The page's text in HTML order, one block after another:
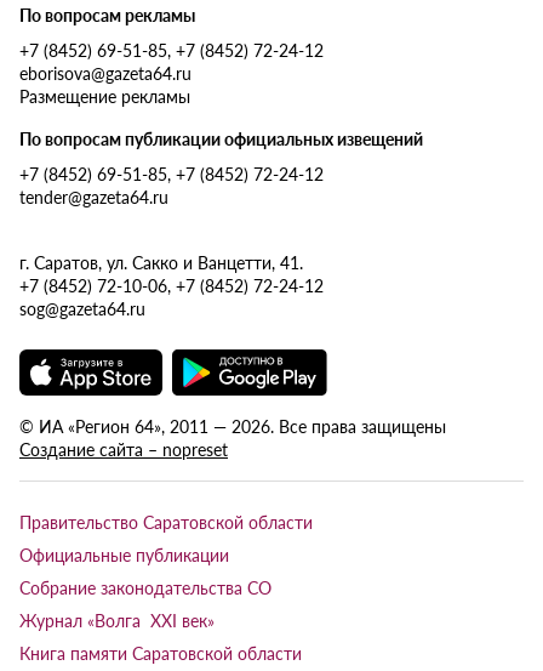
По вопросам рекламы
+7 (8452) 69-51-85, +7 (8452) 72-24-12
eborisova@gazeta64.ru
Размещение рекламы
По вопросам публикации официальных извещений
+7 (8452) 69-51-85, +7 (8452) 72-24-12
tender@gazeta64.ru
г. Саратов, ул. Сакко и Ванцетти, 41.
+7 (8452) 72-10-06, +7 (8452) 72-24-12
sog@gazeta64.ru
© ИА «Регион 64», 2011 — 2026. Все права защищены
Создание сайта – nopreset
Правительство Саратовской области
Официальные публикации
Собрание законодательства СО
Журнал «Волга XXI век»
Книга памяти Саратовской области